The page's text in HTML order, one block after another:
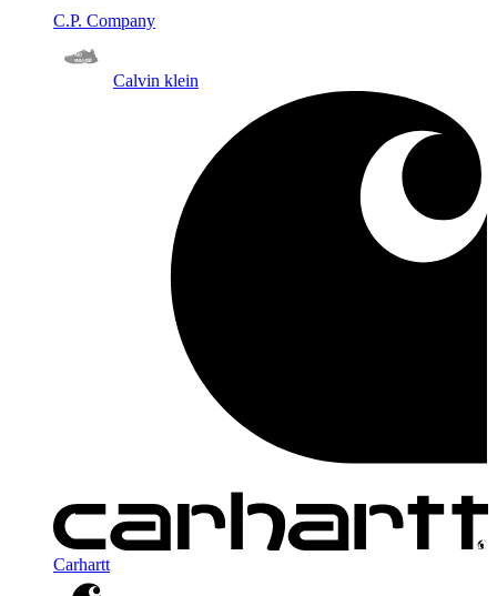
C.P. Company
Calvin klein
Carhartt